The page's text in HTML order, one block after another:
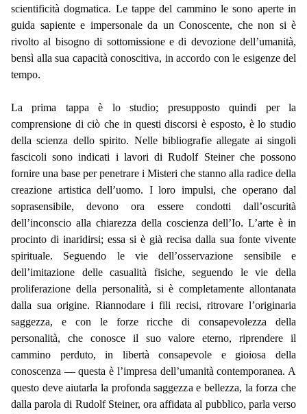
scientificità dogmatica. Le tappe del cammino le sono aperte in
guida sapiente e impersonale da un Conoscente, che non si è
rivolto al bisogno di sottomissione e di devozione dell’umanità,
bensì alla sua capacità conoscitiva, in accordo con le esigenze del
tempo.
La prima tappa è lo studio; presupposto quindi per la
comprensione di ciò che in questi discorsi è esposto, è lo studio
della scienza dello spirito. Nelle bibliografie allegate ai singoli
fascicoli sono indicati i lavori di Rudolf Steiner che possono
fornire una base per penetrare i Misteri che stanno alla radice della
creazione artistica dell’uomo. I loro impulsi, che operano dal
soprasensibile, devono ora essere condotti dall’oscurità
dell’inconscio alla chiarezza della coscienza dell’Io. L’arte è in
procinto di inaridirsi; essa si è già recisa dalla sua fonte vivente
spirituale. Seguendo le vie dell’osservazione sensibile e
dell’imitazione delle casualità fisiche, seguendo le vie della
proliferazione della personalità, si è completamente allontanata
dalla sua origine. Riannodare i fili recisi, ritrovare l’originaria
saggezza, e con le forze ricche di consapevolezza della
personalità, che conosce il suo valore eterno, riprendere il
cammino perduto, in libertà consapevole e gioiosa della
conoscenza — questa è l’impresa dell’umanità contemporanea. A
questo deve aiutarla la profonda saggezza e bellezza, la forza che
dalla parola di Rudolf Steiner, ora affidata al pubblico, parla verso